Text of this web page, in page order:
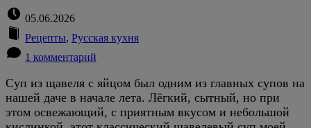
05.06.2026
Рецепты, Русская кухня
1 комментарий
Суп из щавеля с яйцом был одним из главных супов на
нашей даче в начале лета. Лёгкий, сытный, но при
этом освежающий, с приятным вкусом и небольшой